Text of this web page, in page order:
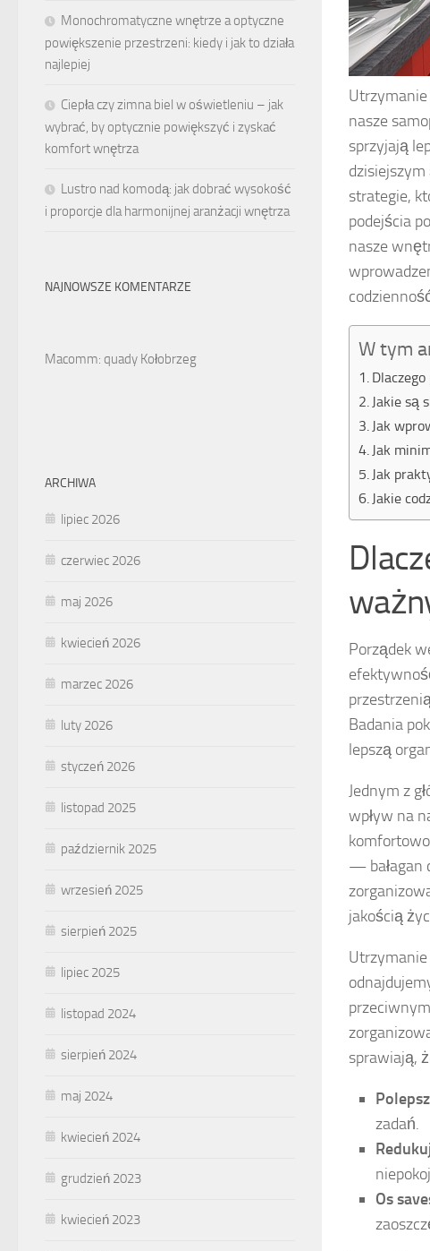
nasze
sprzyjają
strategie,
podejścia
nasze
W tym
Jakie są
Jak
Jak
Jak
Jakie
Porządek
Badania
lepszą
Jednym z
wpływ na
— bałagan
jakością
Utrzymanie
sprawiają,
zadań.
Os
Monochromatyczne wnętrze a optyczne
powiększenie przestrzeni: kiedy i jak to działa
najlepiej
Ciepła czy zimna biel w oświetleniu – jak
wybrać, by optycznie powiększyć i zyskać
komfort wnętrza
Lustro nad komodą: jak dobrać wysokość
i proporcje dla harmonijnej aranżacji wnętrza
NAJNOWSZE KOMENTARZE
Macomm: quady Kołobrzeg
ARCHIWA
lipiec 2026
czerwiec 2026
maj 2026
kwiecień 2026
marzec 2026
luty 2026
styczeń 2026
listopad 2025
październik 2025
wrzesień 2025
sierpień 2025
lipiec 2025
listopad 2024
sierpień 2024
maj 2024
kwiecień 2024
grudzień 2023
kwiecień 2023